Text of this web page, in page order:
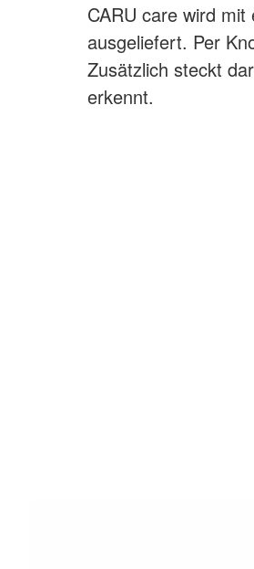
CARU care wird
ausgeliefert. Per
Zusätzlich steckt
erkennt.